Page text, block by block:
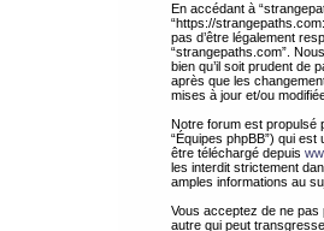
En accédant à
“https://
pas d’être légalement
“strangepaths.com”.
bien qu’il soit prudent de
après que les
mises à jour et/ou
Notre forum est propulsé
“Équipes phpBB”) qui
être téléchargé depuis
les interdit strictement
amples informations au
Vous acceptez de ne
autre qui peut